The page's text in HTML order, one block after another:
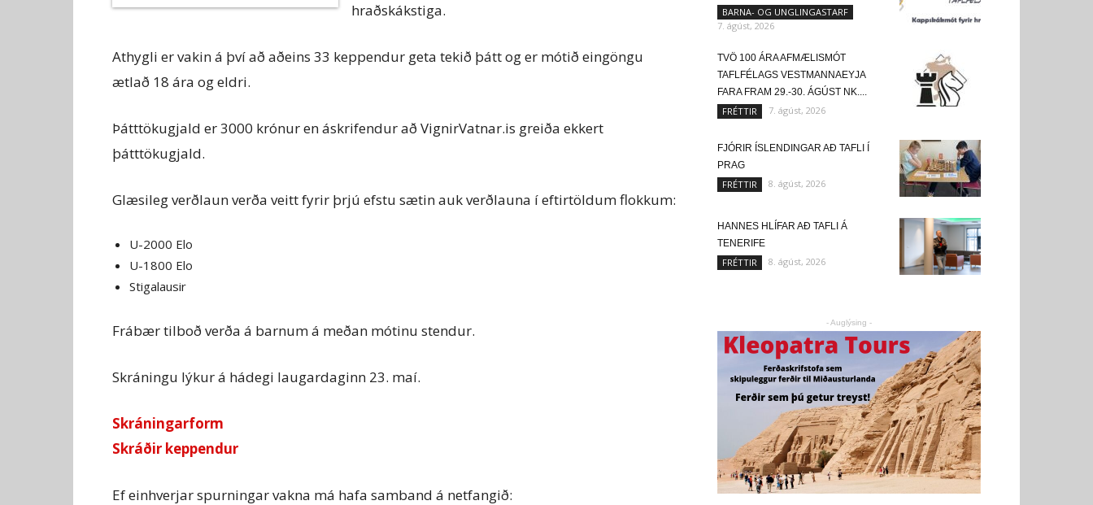
hraðskákstiga.
Athygli er vakin á því að aðeins 33 keppendur geta tekið þátt og er mótið eingöngu
ætlað 18 ára og eldri.
Þátttökugjald er 3000 krónur en áskrifendur að VignirVatnar.is greiða ekkert
þátttökugjald.
Glæsileg verðlaun verða veitt fyrir þrjú efstu sætin auk verðlauna í eftirtöldum flokkum:
U-2000 Elo
U-1800 Elo
Stigalausir
Frábær tilboð verða á barnum á meðan mótinu stendur.
Skráningu lýkur á hádegi laugardaginn 23. maí.
Skráningarform
Skráðir keppendur
Ef einhverjar spurningar vakna má hafa samband á netfangið:
BARNA- OG UNGLINGASTARF
7. ágúst, 2026
TVÖ 100 ÁRA AFMÆLISMÓT
TAFLFÉLAGS VESTMANNAEYJA
FARA FRAM 29.-30. ÁGÚST NK....
FRÉTTIR 7. ágúst, 2026
FJÓRIR ÍSLENDINGAR AÐ TAFLI Í
PRAG
FRÉTTIR 8. ágúst, 2026
HANNES HLÍFAR AÐ TAFLI Á
TENERIFE
FRÉTTIR 8. ágúst, 2026
- Auglýsing -